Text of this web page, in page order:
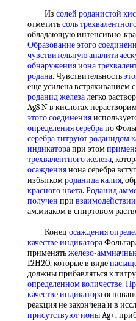
Из солей роданистой
отметитьсоль
обладающую интенсивно-
Образование этого
чувствительную
обнаружения иона
родана. Чувствительность
еще усилена встряхиванием
роданид железалегко
AgS N в кислотах
этого соединения
определения серебрапо
серебра титруютроданидом
индикаторапри этом
трехвалентного железа,
осаждениянона серебра
избыткомроданида калия,
красного цвета. Роданид
получен при
ам.миаком в спиртовом
Конец осаждения
качестве индикатора
применятьжелезо-
I2H2O, которые в виде
должны прибавляться к
определенном количестве.
качестве индикатора
реакция не закончена и в
присутствуют ионыAg+,